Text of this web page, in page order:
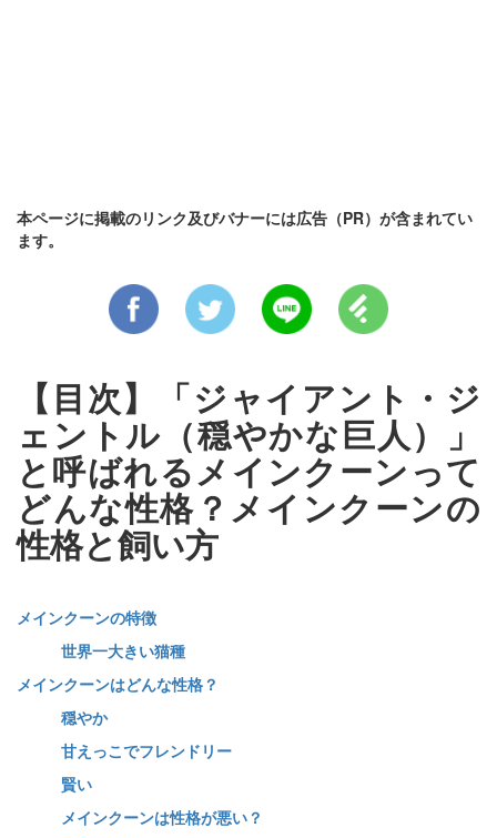
本ページに掲載のリンク及びバナーには広告（PR）が含まれてい
ます。
【目次】「ジャイアント・ジ
ェントル（穏やかな巨人）」
と呼ばれるメインクーンって
どんな性格？メインクーンの
性格と飼い方
メインクーンの特徴
世界一大きい猫種
メインクーンはどんな性格？
穏やか
甘えっこでフレンドリー
賢い
メインクーンは性格が悪い？